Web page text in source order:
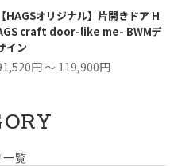
【HAGSオリジナル】片開きドア H
craft door-like me- BWMデ
イン
円 ～ 119,900円
一覧